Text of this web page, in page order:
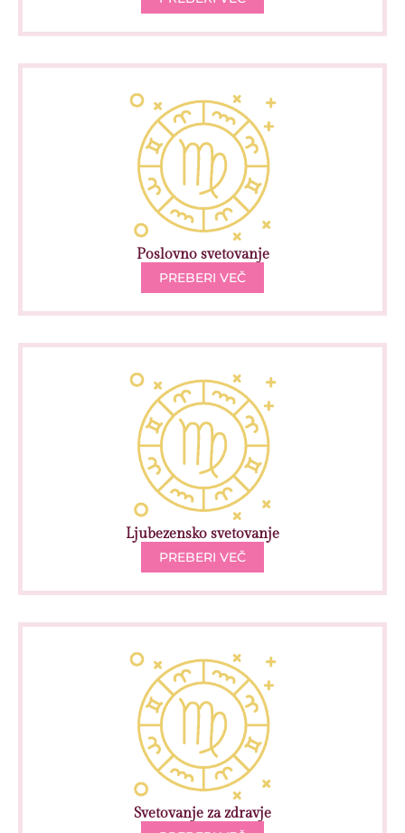
Poslovno svetovanje
PREBERI VEČ
Ljubezensko svetovanje
PREBERI VEČ
Svetovanje za zdravje